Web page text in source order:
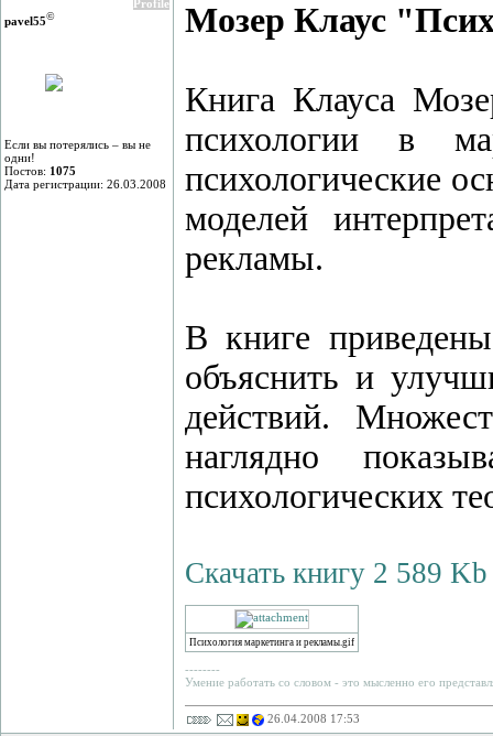
Profile
pavel55©
Если вы потерялись – вы не
одни!
Постов: 1075
Дата регистрации: 26.03.2008
Мозер Клаус
Книга Клауса
психологии в
психологические
моделей
рекламы.
В книге
объяснить и
действий.
наглядно
психологических
Скачать книгу 2 589 Kb
Психология маркетинга и рекламы.gif
--------
Умение работать со словом - это мысленно его
26.04.2008 17:53